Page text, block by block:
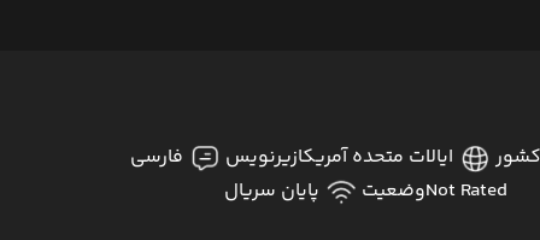
ایالات متحده آمریکازیرنویس
فارسی
Not Ratedوضعیت پایان سریال